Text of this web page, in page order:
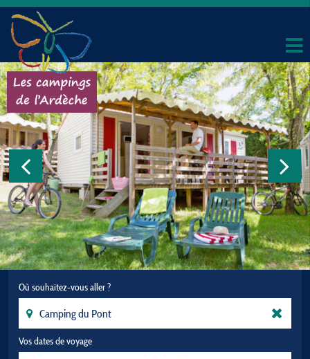
Où souhaitez-vous aller ?
Vos dates de voyage